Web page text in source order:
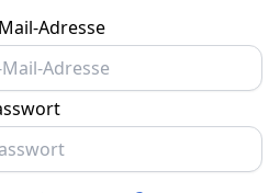
Adresse
Neckar